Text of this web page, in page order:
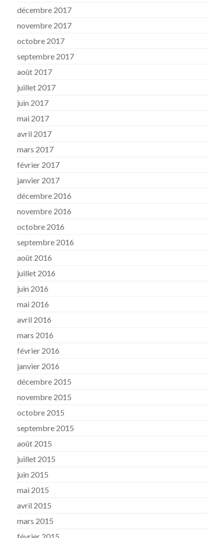
décembre 2017
novembre 2017
octobre 2017
septembre 2017
août 2017
juillet 2017
juin 2017
mai 2017
avril 2017
mars 2017
février 2017
janvier 2017
décembre 2016
novembre 2016
octobre 2016
septembre 2016
août 2016
juillet 2016
juin 2016
mai 2016
avril 2016
mars 2016
février 2016
janvier 2016
décembre 2015
novembre 2015
octobre 2015
septembre 2015
août 2015
juillet 2015
juin 2015
mai 2015
avril 2015
mars 2015
février 2015